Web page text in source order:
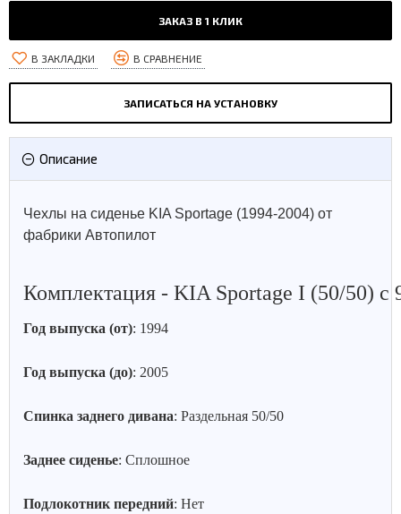
ЗАКАЗ В 1 КЛИК
В ЗАКЛАДКИ В СРАВНЕНИЕ
ЗАПИСАТЬСЯ НА УСТАНОВКУ
Описание
Чехлы на сиденье KIA Sportage (1994-2004) от
фабрики Автопилот
Комплектация - KIA Sportage I (50/50) с
Год выпуска (от): 1994
Год выпуска (до): 2005
Спинка заднего дивана: Раздельная 50/50
Заднее сиденье: Сплошное
Подлокотник передний: Нет